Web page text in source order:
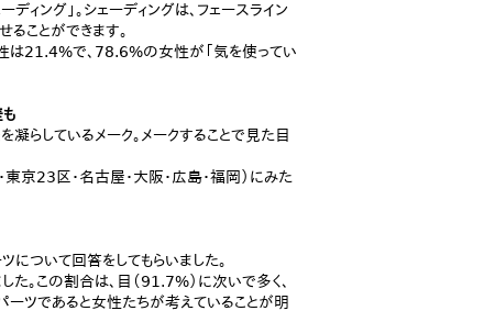
ィング」。シェーディングは、フェースライン
ことができます。
性は21.4%で、78.6%の女性が「気を使ってい
らしているメーク。メークすることで見た目
東京23区・名古屋・大阪・広島・福岡）にみた
ついて回答をしてもらいました。
この割合は、目（91.7%）に次いで多く、
ーツであると女性たちが考えていることが明